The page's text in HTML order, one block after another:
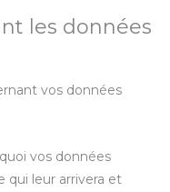
les données
vos données
vos données
qui leur arrivera et